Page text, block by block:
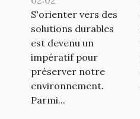
pour votre
maison
S'orienter vers des
solutions durables
est devenu un
impératif pour
préserver notre
environnement.
Parmi...